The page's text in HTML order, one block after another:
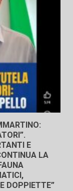
E
LA
DOPPIETTE”